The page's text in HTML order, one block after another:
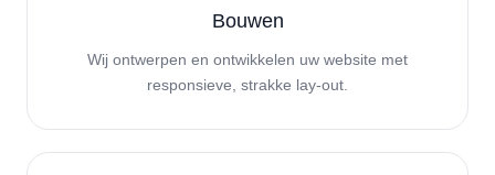
Bouwen
Wij ontwerpen en ontwikkelen uw website met
responsieve, strakke lay-out.